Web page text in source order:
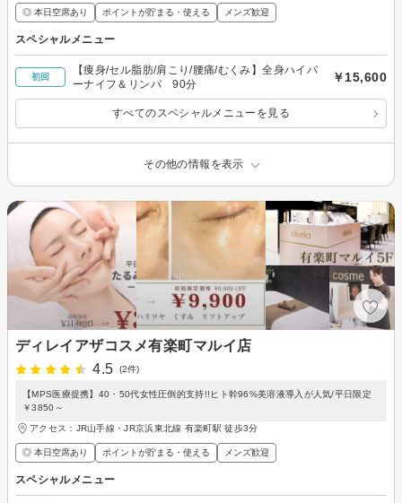
◎ 本日空席あり ポイントが貯まる・使える メンズ歓迎
スペシャルメニュー
初回
【痩身/セル脂肪/肩こり/腰痛/むくみ】全身ハイパ
ーナイフ＆リンパ 90分
￥15,600
すべてのスペシャルメニューを見る
その他の情報を表示
ディレイアザコスメ有楽町マルイ店
4.5
(2件)
【MPS医療提携】40・50代女性圧倒的支持!!ヒト幹96%美溶液導入が人気/平日限定
￥3850～
アクセス：JR山手線・JR京浜東北線 有楽町駅 徒歩3分
◎ 本日空席あり ポイントが貯まる・使える メンズ歓迎
スペシャルメニュー